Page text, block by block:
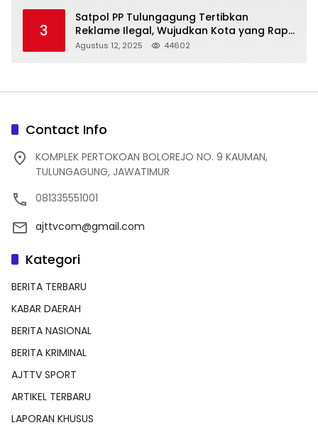
3
Satpol PP Tulungagung Tertibkan
Reklame Ilegal, Wujudkan Kota yang Rapi
dan Indah
Agustus 12, 2025 44602
Contact Info
KOMPLEK PERTOKOAN BOLOREJO NO. 9 KAUMAN,
TULUNGAGUNG, JAWATIMUR
081335551001
ajttvcom@gmail.com
Kategori
BERITA TERBARU
KABAR DAERAH
BERITA NASIONAL
BERITA KRIMINAL
AJTTV SPORT
ARTIKEL TERBARU
LAPORAN KHUSUS